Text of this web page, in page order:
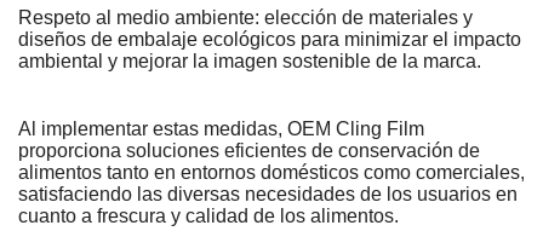
Respeto al medio ambiente: elección de materiales y
diseños de embalaje ecológicos para minimizar el impacto
ambiental y mejorar la imagen sostenible de la marca.
Al implementar estas medidas, OEM Cling Film
proporciona soluciones eficientes de conservación de
alimentos tanto en entornos domésticos como comerciales,
satisfaciendo las diversas necesidades de los usuarios en
cuanto a frescura y calidad de los alimentos.